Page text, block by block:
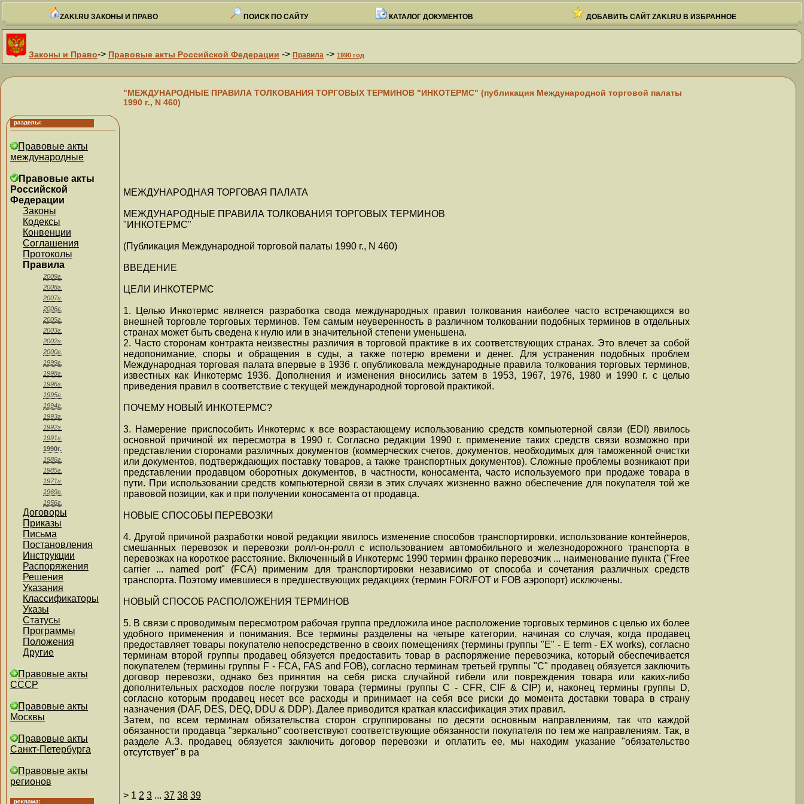
ZAKI.RU ЗАКОНЫ И ПРАВО ПОИСК ПО САЙТУ КАТАЛОГ ДОКУМЕНТОВ ДОБАВИТЬ САЙТ ZAKI.RU В ИЗБРАННОЕ
Законы и Право-> Правовые акты Российской Федерации -> Правила -> 1990 год
Правовые акты
международные
Правовые акты
Российской
Федерации
Законы
Кодексы
Конвенции
Соглашения
Протоколы
Правила
2009г.
2008г.
2007г.
2006г.
2005г.
2003г.
2002г.
2000г.
1999г.
1998г.
1996г.
1995г.
1994г.
1993г.
1992г.
1991г.
1990г.
1986г.
1985г.
1971г.
1969г.
1956г.
Договоры
Приказы
Письма
Постановления
Инструкции
Распоряжения
Решения
Указания
Классификаторы
Указы
Статусы
Программы
Положения
Другие
Правовые акты
СССР
Правовые акты
Москвы
Правовые акты
Санкт-Петербурга
Правовые акты
регионов
"МЕЖДУНАРОДНЫЕ ПРАВИЛА ТОЛКОВАНИЯ ТОРГОВЫХ ТЕРМИНОВ "ИНКОТЕРМС" (публикация Международной торговой палаты
1990 г., N 460)
МЕЖДУНАРОДНАЯ ТОРГОВАЯ ПАЛАТА
МЕЖДУНАРОДНЫЕ ПРАВИЛА ТОЛКОВАНИЯ ТОРГОВЫХ ТЕРМИНОВ
"ИНКОТЕРМС"
(Публикация Международной торговой палаты 1990 г., N 460)
ВВЕДЕНИЕ
ЦЕЛИ ИНКОТЕРМС
1. Целью Инкотермс является разработка свода международных правил толкования наиболее часто встречающихся во
внешней торговле торговых терминов. Тем самым неуверенность в различном толковании подобных терминов в отдельных
странах может быть сведена к нулю или в значительной степени уменьшена.
2. Часто сторонам контракта неизвестны различия в торговой практике в их соответствующих странах. Это влечет за собой
недопонимание, споры и обращения в суды, а также потерю времени и денег. Для устранения подобных проблем
Международная торговая палата впервые в 1936 г. опубликовала международные правила толкования торговых терминов,
известных как Инкотермс 1936. Дополнения и изменения вносились затем в 1953, 1967, 1976, 1980 и 1990 г. с целью
приведения правил в соответствие с текущей международной торговой практикой.
ПОЧЕМУ НОВЫЙ ИНКОТЕРМС?
3. Намерение приспособить Инкотермс к все возрастающему использованию средств компьютерной связи (EDI) явилось
основной причиной их пересмотра в 1990 г. Согласно редакции 1990 г. применение таких средств связи возможно при
представлении сторонами различных документов (коммерческих счетов, документов, необходимых для таможенной очистки
или документов, подтверждающих поставку товаров, а также транспортных документов). Сложные проблемы возникают при
представлении продавцом оборотных документов, в частности, коносамента, часто используемого при продаже товара в
пути. При использовании средств компьютерной связи в этих случаях жизненно важно обеспечение для покупателя той же
правовой позиции, как и при получении коносамента от продавца.
НОВЫЕ СПОСОБЫ ПЕРЕВОЗКИ
4. Другой причиной разработки новой редакции явилось изменение способов транспортировки, использование контейнеров,
смешанных перевозок и перевозки ролл-он-ролл с использованием автомобильного и железнодорожного транспорта в
перевозках на короткое расстояние. Включенный в Инкотермс 1990 термин франко перевозчик ... наименование пункта ("Free
carrier ... named port" (FCA) применим для транспортировки независимо от способа и сочетания различных средств
транспорта. Поэтому имевшиеся в предшествующих редакциях (термин FOR/FOT и FOB аэропорт) исключены.
НОВЫЙ СПОСОБ РАСПОЛОЖЕНИЯ ТЕРМИНОВ
5. В связи с проводимым пересмотром рабочая группа предложила иное расположение торговых терминов с целью их более
удобного применения и понимания. Все термины разделены на четыре категории, начиная со случая, когда продавец
предоставляет товары покупателю непосредственно в своих помещениях (термины группы "Е" - E term - EX works), согласно
терминам второй группы продавец обязуется предоставить товар в распоряжение перевозчика, который обеспечивается
покупателем (термины группы F - FCA, FAS and FOB), согласно терминам третьей группы "С" продавец обязуется заключить
договор перевозки, однако без принятия на себя риска случайной гибели или повреждения товара или каких-либо
дополнительных расходов после погрузки товара (термины группы C - CFR, CIF & CIP) и, наконец термины группы D,
согласно которым продавец несет все расходы и принимает на себя все риски до момента доставки товара в страну
назначения (DAF, DES, DEQ, DDU & DDP). Далее приводится краткая классификация этих правил.
Затем, по всем терминам обязательства сторон сгруппированы по десяти основным направлениям, так что каждой
обязанности продавца "зеркально" соответствуют соответствующие обязанности покупателя по тем же направлениям. Так, в
разделе А.З. продавец обязуется заключить договор перевозки и оплатить ее, мы находим указание "обязательство
отсутствует" в ра
> 1 2 3 ... 37 38 39